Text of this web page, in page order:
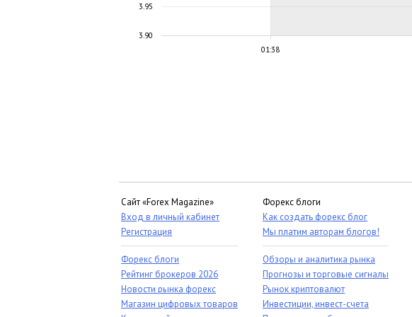
01:38
3.90
3.95
Сайт «Forex Magazine»
Вход в личный кабинет
Регистрация
Форекс блоги
Рейтинг брокеров 2026
Новости рынка форекс
Магазин цифровых товаров
Форекс блоги
Как создать форекс блог
Мы платим авторам блогов!
Обзоры и аналитика рынка
Прогнозы и торговые сигналы
Рынок криптовалют
Инвестиции, инвест-счета